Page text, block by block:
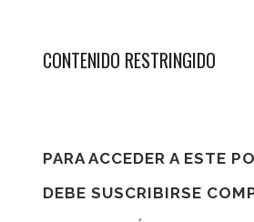
CONTENIDO RESTRINGIDO
PARA ACCEDER A ESTE
DEBE SUSCRIBIRSE